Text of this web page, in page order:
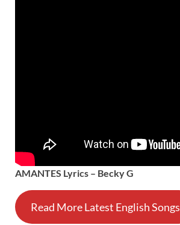
AMANTES Lyrics – Becky G
Read More Latest English Songs